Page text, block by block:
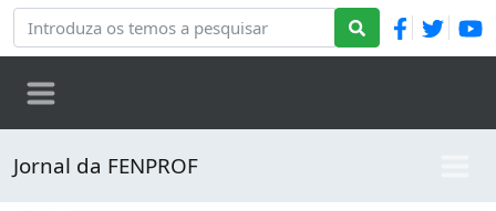
Jornal da FENPROF